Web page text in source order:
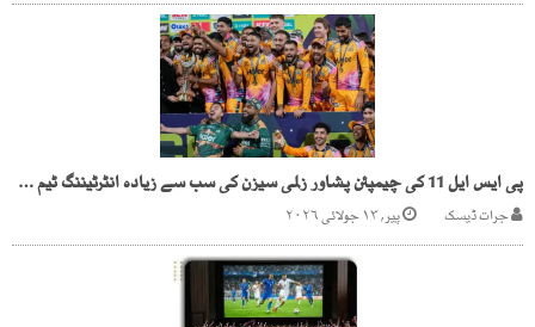
پی ایس ایل 11 کی چیمپئن پشاور زلمی سیزن کی سب سے زیادہ انٹرٹیننگ ٹیم قرار
جرات ڈیسک پیر, ۱۳ جولائی ۲۰۲۶